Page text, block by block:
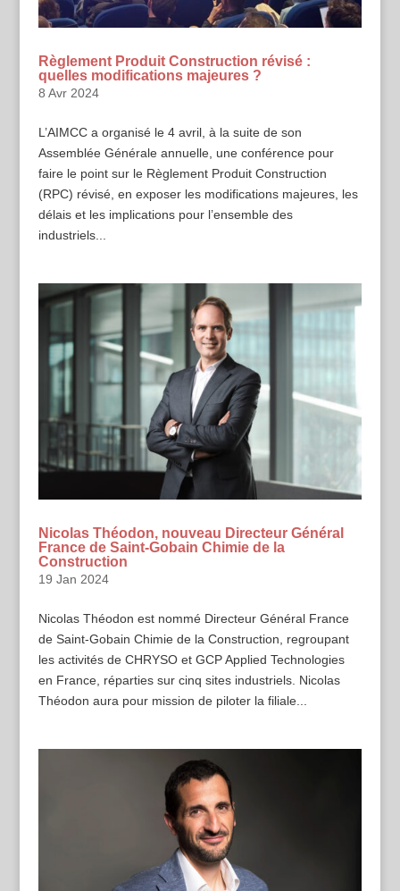
Règlement Produit Construction révisé :
quelles modifications majeures ?
8 Avr 2024
L’AIMCC a organisé le 4 avril, à la suite de son
Assemblée Générale annuelle, une conférence pour
faire le point sur le Règlement Produit Construction
(RPC) révisé, en exposer les modifications majeures, les
délais et les implications pour l’ensemble des
industriels...
Nicolas Théodon, nouveau Directeur Général
France de Saint-Gobain Chimie de la
Construction
19 Jan 2024
Nicolas Théodon est nommé Directeur Général France
de Saint-Gobain Chimie de la Construction, regroupant
les activités de CHRYSO et GCP Applied Technologies
en France, réparties sur cinq sites industriels. Nicolas
Théodon aura pour mission de piloter la filiale...